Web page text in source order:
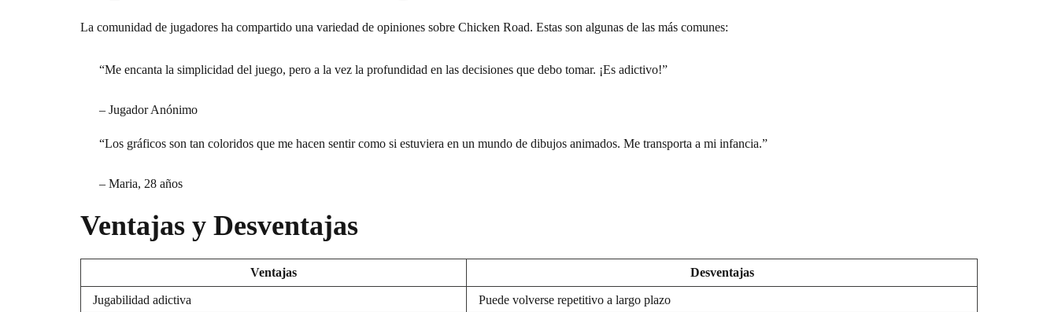
La comunidad de jugadores ha compartido una variedad de opiniones sobre Chicken Road. Estas son algunas de las más comunes:
“Me encanta la simplicidad del juego, pero a la vez la profundidad en las decisiones que debo tomar. ¡Es adictivo!”
– Jugador Anónimo
“Los gráficos son tan coloridos que me hacen sentir como si estuviera en un mundo de dibujos animados. Me transporta a mi infancia.”
– Maria, 28 años
Ventajas y Desventajas
Ventajas Desventajas
Jugabilidad adictiva Puede volverse repetitivo a largo plazo